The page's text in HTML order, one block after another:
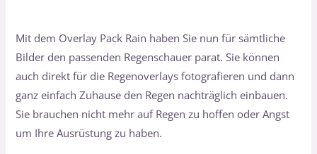
Mit dem Overlay Pack Rain haben Sie nun für sämtliche
Bilder den passenden Regenschauer parat. Sie können
auch direkt für die Regenoverlays fotografieren und dann
ganz einfach Zuhause den Regen nachträglich einbauen.
Sie brauchen nicht mehr auf Regen zu hoffen oder Angst
um Ihre Ausrüstung zu haben.